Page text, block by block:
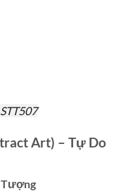
Art) – Tự Do
Tượng